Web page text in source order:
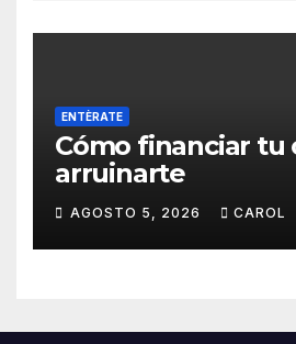
ENTÈRATE
Cómo financiar tu
arruinarte
AGOSTO 5, 2026 CAROL